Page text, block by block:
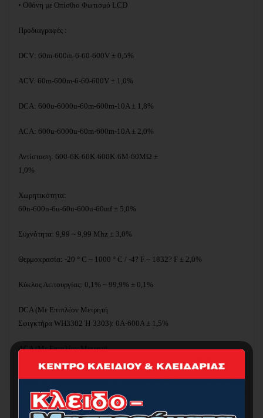
• Οθόνη με Οπίσθιο Φωτισμό LCD
Προδιαγραφές :
DCV: 60m-600m-6-60-600V ± 0,5%
ACV: 60m-600m-6-60-600V ± 1,0%
DCA: 600u-6000u-60m-600m-10A ± 1,8%
ACA: 600u-6000u-60m-600m-10A ± 2,0%
Αντίσταση: 600-6K-60K-600K-6M-60MΩ ±
1,0%
Χωρητικότητα:
60n-600n-6u-60u-600u-60mf ± 5,0%
Συχνότητα: 9,99 ~ 9,99 Mhz ± 3,0%
Θερμοκρασία: -20 ° C ~ 1000 ° C / -4? F ~ 1832? F ± 2,0%
Κύκλος Λειτουργίας: 0,1% ~ 99,9% ± 0,1%
DCA (Με Επιπλέον Μετρητή
Σφιγκτήρα WH3302 Ή 3303): 0A-600A ± 1,5%
ACA (Με Επιπλέον Μετρητή
ΣφιγκτήραWH3302 Ή 3303): 0A-600A ± 1,5%